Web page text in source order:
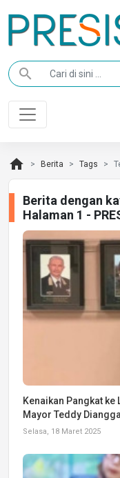
search
home Berita Tags
Berita dengan
Halaman 1 -
Kenaikan Pangkat
Mayor Teddy
Selasa, 18 Maret 2025